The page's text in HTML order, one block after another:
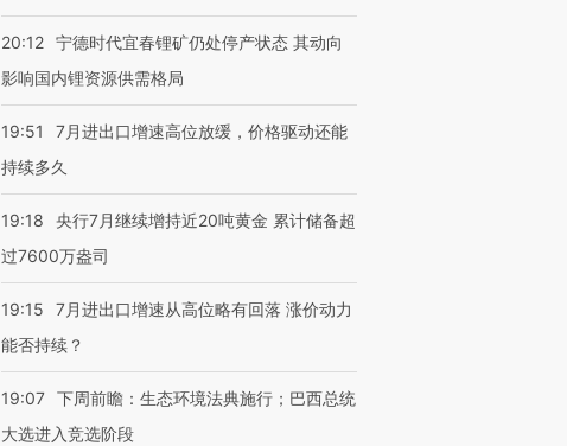
20:12 宁德时代宜春锂矿仍处停产状态 其动向
影响国内锂资源供需格局
19:51
7月进出口增速高位放缓，价格驱动还能
持续多久
19:18
央行7月继续增持近20吨黄金 累计储备超
过7600万盎司
19:15
7月进出口增速从高位略有回落 涨价动力
能否持续？
19:07 下周前瞻：生态环境法典施行；巴西总统
大选进入竞选阶段